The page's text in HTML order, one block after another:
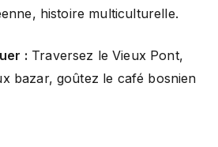
histoire multiculturelle.
: Traversez le Vieux Pont,
bazar, goûtez le café bosnien